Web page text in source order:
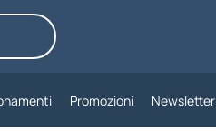
Promozioni Newsletter